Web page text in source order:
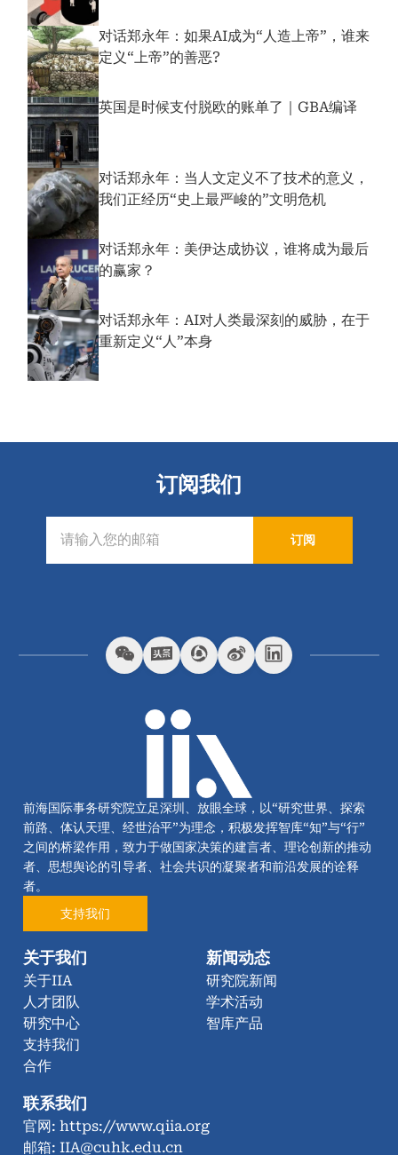
对话郑永年：如果AI成为“人造上帝”，谁来
定义“上帝”的善恶?
英国是时候支付脱欧的账单了｜GBA编译
对话郑永年：当人文定义不了技术的意义，
我们正经历“史上最严峻的”文明危机
对话郑永年：美伊达成协议，谁将成为最后
的赢家？
对话郑永年：AI对人类最深刻的威胁，在于
重新定义“人”本身
订阅我们
订阅
前海国际事务研究院立足深圳、放眼全球，以“研究世界、探索
前路、体认天理、经世治平”为理念，积极发挥智库“知”与“行”
之间的桥梁作用，致力于做国家决策的建言者、理论创新的推动
者、思想舆论的引导者、社会共识的凝聚者和前沿发展的诠释
者。
支持我们
关于我们
关于IIA
人才团队
研究中心
支持我们
合作
新闻动态
研究院新闻
学术活动
智库产品
联系我们
官网: https://www.qiia.org
邮箱: IIA@cuhk.edu.cn